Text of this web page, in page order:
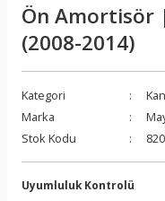
Ön Amortisör
(2008-2014)
Kategori
Marka
Stok Kodu
Uyumluluk Kontrolü